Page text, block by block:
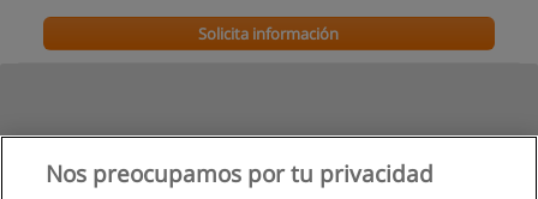
Solicita información
Nos preocupamos por tu privacidad